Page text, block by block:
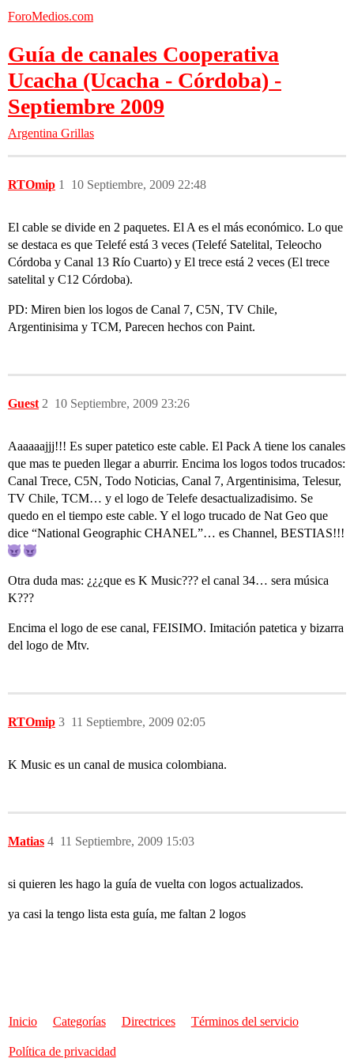
ForoMedios.com
Guía de canales Cooperativa
Ucacha (Ucacha - Córdoba) -
Septiembre 2009
Argentina Grillas
RTOmip 10 Septiembre, 2009 22:48
1
El cable se divide en 2 paquetes. El A es el más económico. Lo que
se destaca es que Telefé está 3 veces (Telefé Satelital, Teleocho
Córdoba y Canal 13 Río Cuarto) y El trece está 2 veces (El trece
satelital y C12 Córdoba).
PD: Miren bien los logos de Canal 7, C5N, TV Chile,
Argentinisima y TCM, Parecen hechos con Paint.
Guest 10 Septiembre, 2009 23:26
2
Aaaaaajjj!!! Es super patetico este cable. El Pack A tiene los canales
que mas te pueden llegar a aburrir. Encima los logos todos trucados:
Canal Trece, C5N, Todo Noticias, Canal 7, Argentinisima, Telesur,
TV Chile, TCM… y el logo de Telefe desactualizadisimo. Se
quedo en el tiempo este cable. Y el logo trucado de Nat Geo que
dice “National Geographic CHANEL”… es Channel, BESTIAS!!!
Otra duda mas: ¿¿¿que es K Music??? el canal 34… sera música
K???
Encima el logo de ese canal, FEISIMO. Imitación patetica y bizarra
del logo de Mtv.
RTOmip 11 Septiembre, 2009 02:05
3
K Music es un canal de musica colombiana.
Matias 11 Septiembre, 2009 15:03
4
si quieren les hago la guía de vuelta con logos actualizados.
ya casi la tengo lista esta guía, me faltan 2 logos
Inicio Categorías Directrices Términos del servicio
Política de privacidad